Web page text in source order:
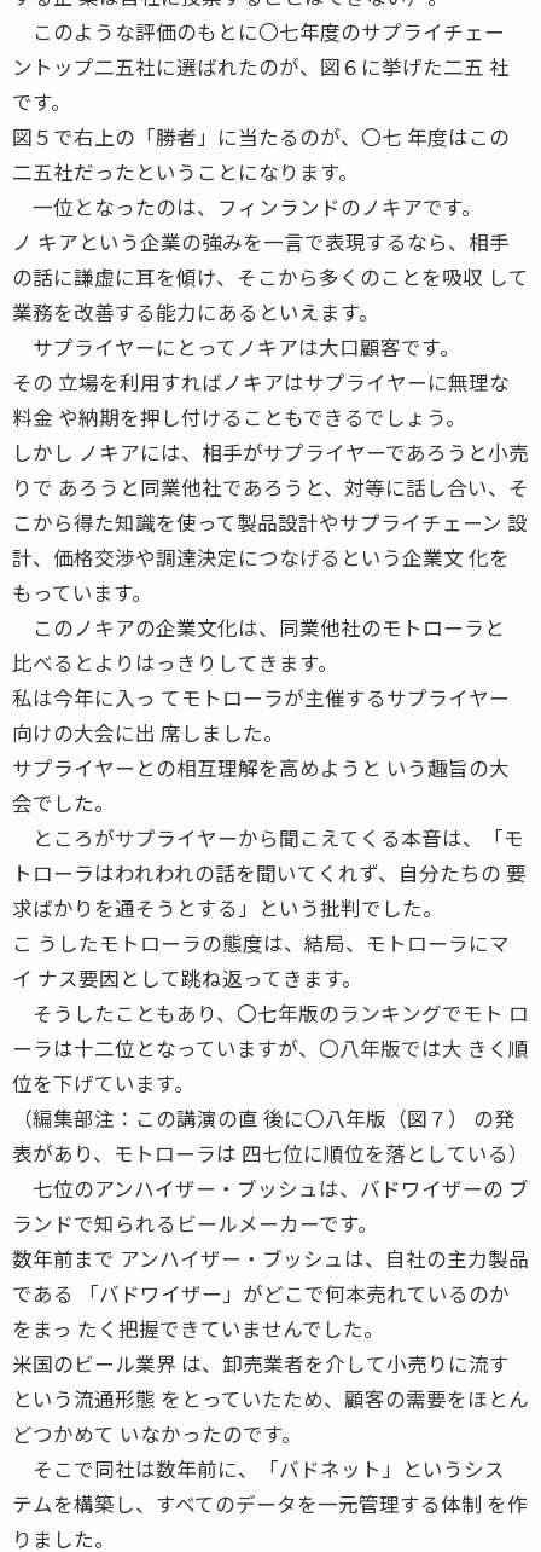
このような評価のもとに〇七年度のサプライチェー
ントップ二五社に選ばれたのが、図６に挙げた二五 社
です。
図５で右上の「勝者」に当たるのが、〇七 年度はこの
二五社だったということになります。
一位となったのは、フィンランドのノキアです。
ノ キアという企業の強みを一言で表現するなら、相手
の話に謙虚に耳を傾け、そこから多くのことを吸収 して
業務を改善する能力にあるといえます。
サプライヤーにとってノキアは大口顧客です。
その 立場を利用すればノキアはサプライヤーに無理な
料金 や納期を押し付けることもできるでしょう。
しかし ノキアには、相手がサプライヤーであろうと小売
りで あろうと同業他社であろうと、対等に話し合い、そ
こから得た知識を使って製品設計やサプライチェーン 設
計、価格交渉や調達決定につなげるという企業文 化を
もっています。
このノキアの企業文化は、同業他社のモトローラと
比べるとよりはっきりしてきます。
私は今年に入っ てモトローラが主催するサプライヤー
向けの大会に出 席しました。
サプライヤーとの相互理解を高めようと いう趣旨の大
会でした。
ところがサプライヤーから聞こえてくる本音は、「モ
トローラはわれわれの話を聞いてくれず、自分たちの 要
求ばかりを通そうとする」という批判でした。
こ うしたモトローラの態度は、結局、モトローラにマ
イ ナス要因として跳ね返ってきます。
そうしたこともあり、〇七年版のランキングでモト ロ
ーラは十二位となっていますが、〇八年版では大 きく順
位を下げています。
（編集部注：この講演の直 後に〇八年版（図７） の発
表があり、モトローラは 四七位に順位を落としている）
七位のアンハイザー・ブッシュは、バドワイザーの ブ
ランドで知られるビールメーカーです。
数年前まで アンハイザー・ブッシュは、自社の主力製品
である 「バドワイザー」がどこで何本売れているのか
をまっ たく把握できていませんでした。
米国のビール業界 は、卸売業者を介して小売りに流す
という流通形態 をとっていたため、顧客の需要をほとん
どつかめて いなかったのです。
そこで同社は数年前に、「バドネット」というシス
テムを構築し、すべてのデータを一元管理する体制 を作
りました。